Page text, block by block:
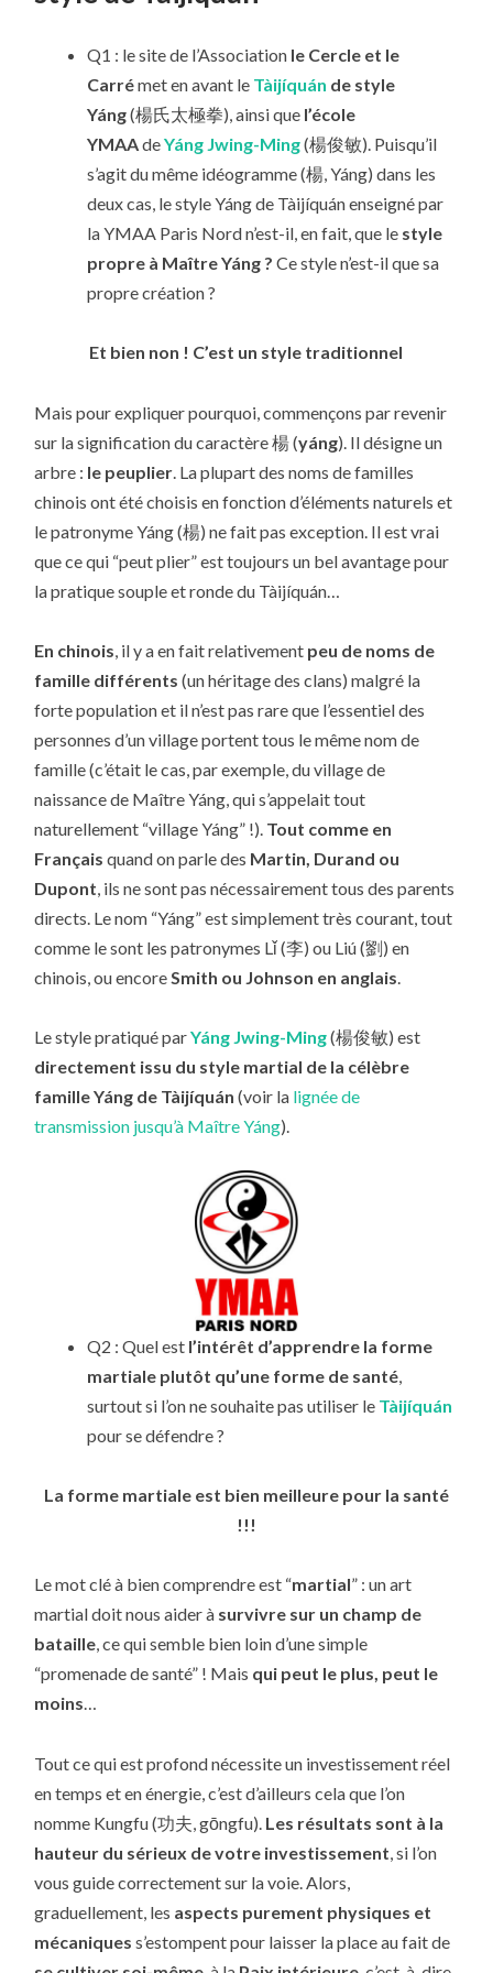
Q1 : le site de l’Association le Cercle et le
Carrémet en avant le Tàijíquán de style
Yáng(楊氏太極拳), ainsi que l’école
YMAAdeYáng Jwing-Ming(楊俊敏). Puisqu’il
s’agit du même idéogramme (楊, Yáng) dans les
deux cas, le style Yáng de Tàijíquán enseigné par
la YMAA Paris Nord n’est-il, en fait, que le style
propre à Maître Yáng ?Ce style n’est-il que sa
propre création ?
Et bien non ! C’est un style traditionnel
Mais pour expliquer pourquoi, commençons par revenir
sur la signification du caractère 楊 (yáng). Il désigne un
arbre : le peuplier . La plupart des noms de familles
chinois ont été choisis en fonction d’éléments naturels et
le patronyme Yáng (楊) ne fait pas exception. Il est vrai
que ce qui “peut plier” est toujours un bel avantage pour
la pratique souple et ronde du Tàijíquán…
En chinois , il y a en fait relativement peu de noms de
famille différents (un héritage des clans) malgré la
forte population et il n’est pas rare que l’essentiel des
personnes d’un village portent tous le même nom de
famille (c’était le cas, par exemple, du village de
naissance de Maître Yáng, qui s’appelait tout
naturellement “village Yáng” !). Tout comme en
Français quand on parle des Martin, Durand ou
Dupont , ils ne sont pas nécessairement tous des parents
directs. Le nom “Yáng” est simplement très courant, tout
comme le sont les patronymes Lǐ (李) ou Liú (劉) en
chinois, ou encore Smith ou Johnson en anglais
Le style pratiqué parYáng Jwing-Ming(楊俊敏) est
directement issu du style martial de la célèbre
famille Yáng de Tàijíquán (voir la lignée de
transmission jusqu’à Maître Yáng).
Q2 : Quel est l’intérêt d’apprendre la forme
martiale plutôt qu’une forme de santé,
surtout si l’on ne souhaite pas utiliser le Tàijíquán
pour se défendre ?
La forme martiale est bien meilleure pour la santé
!!!
Le mot clé à bien comprendre est “martial” : un art
martial doit nous aider à survivre sur un champ de
bataille, ce qui semble bien loin d’une simple
“promenade de santé” ! Mais qui peut le plus, peut le
moins…
Tout ce qui est profond nécessite un investissement réel
en temps et en énergie, c’est d’ailleurs cela que l’on
nomme Kungfu (功夫, gōngfu). Les résultats sont à la
hauteur du sérieux de votre investissement , si l’on
vous guide correctement sur la voie. Alors,
graduellement, les aspects purement physiques et
mécaniques s’estompent pour laisser la place au fait de